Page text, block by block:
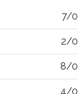
7/0
2/0
8/0
4/0